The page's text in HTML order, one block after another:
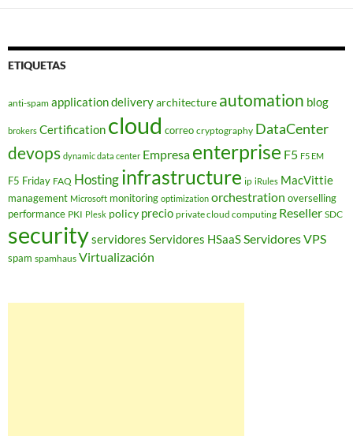
ETIQUETAS
anti-spam application deliveryarchitecture automation blog
brokers Certification cloud correo cryptography DataCenter
devops dynamic data center Empresa enterprise F5 F5 EM
F5 Friday FAQ Hostinginfrastructure ip iRules MacVittie
management Microsoft monitoring optimization orchestration overselling
performance PKI Plesk policy precio private cloud computing Reseller SDC
securityservidores Servidores HSaaSServidores VPS
spam spamhaus Virtualización